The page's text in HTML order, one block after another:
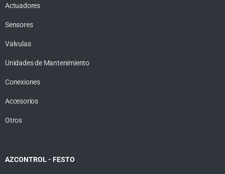
Actuadores
Sensores
Valvulas
Unidades de Mantenimiento
Conexiones
Accesorios
Otros
AZCONTROL - FESTO